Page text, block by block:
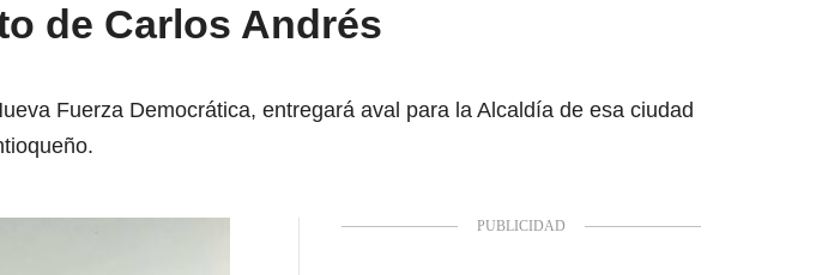
de Carlos Andrés
Fuerza Democrática, entregará aval para la Alcaldía de esa ciudad